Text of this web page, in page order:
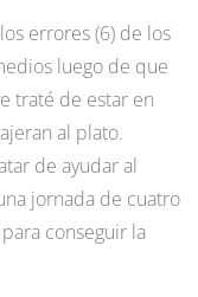
errores (6) de los
luego de que
traté de estar en
al plato.
de ayudar al
jornada de cuatro
conseguir la